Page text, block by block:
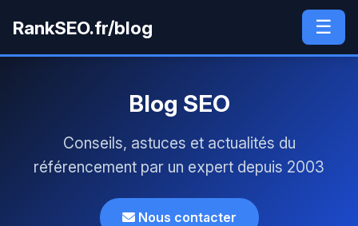
RankSEO.fr/blog ☰
Blog SEO
Conseils, astuces et actualités du
référencement par un expert depuis 2003
Nous contacter